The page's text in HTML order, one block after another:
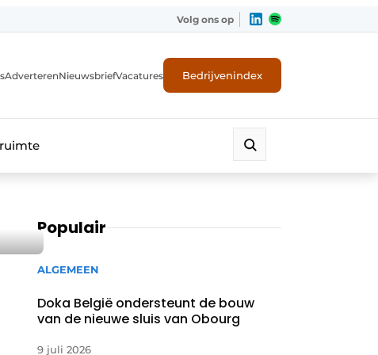
Volg ons op
AdverterenNieuwsbriefVacatures Bedrijvenindex
Populair
ALGEMEEN
Doka België ondersteunt de bouw
van de nieuwe sluis van Obourg
9 juli 2026